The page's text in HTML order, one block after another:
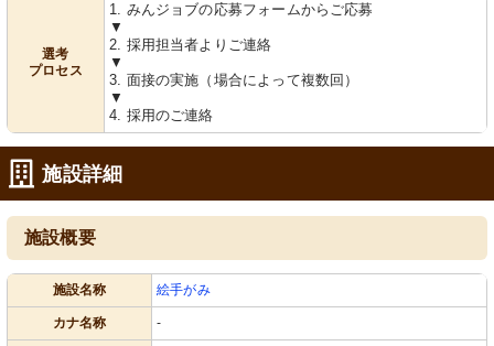
選考
プロセス
1. みんジョブの応募フォームからご応募
▼
2. 採用担当者よりご連絡
▼
3. 面接の実施（場合によって複数回）
▼
4. 採用のご連絡
施設詳細
施設概要
施設名称 絵手がみ
カナ名称 -